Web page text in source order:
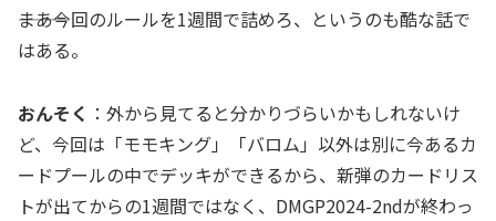
―――まあ今回のルールを1週間で詰めろ、というのも酷な話で
はある。
おんそく ：外から見てると分かりづらいかもしれないけ
ど、今回は「モモキング」「バロム」以外は別に今あるカ
ードプールの中でデッキができるから、新弾のカードリス
トが出てからの1週間ではなく、DMGP2024-2ndが終わっ